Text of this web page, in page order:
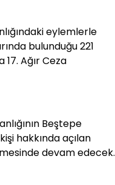
eylemlerle
bulunduğu 221
Ağır Ceza
Beştepe
hakkında açılan
devam edecek.